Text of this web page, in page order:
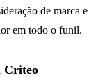
de marca e
em todo o funil.
Criteo